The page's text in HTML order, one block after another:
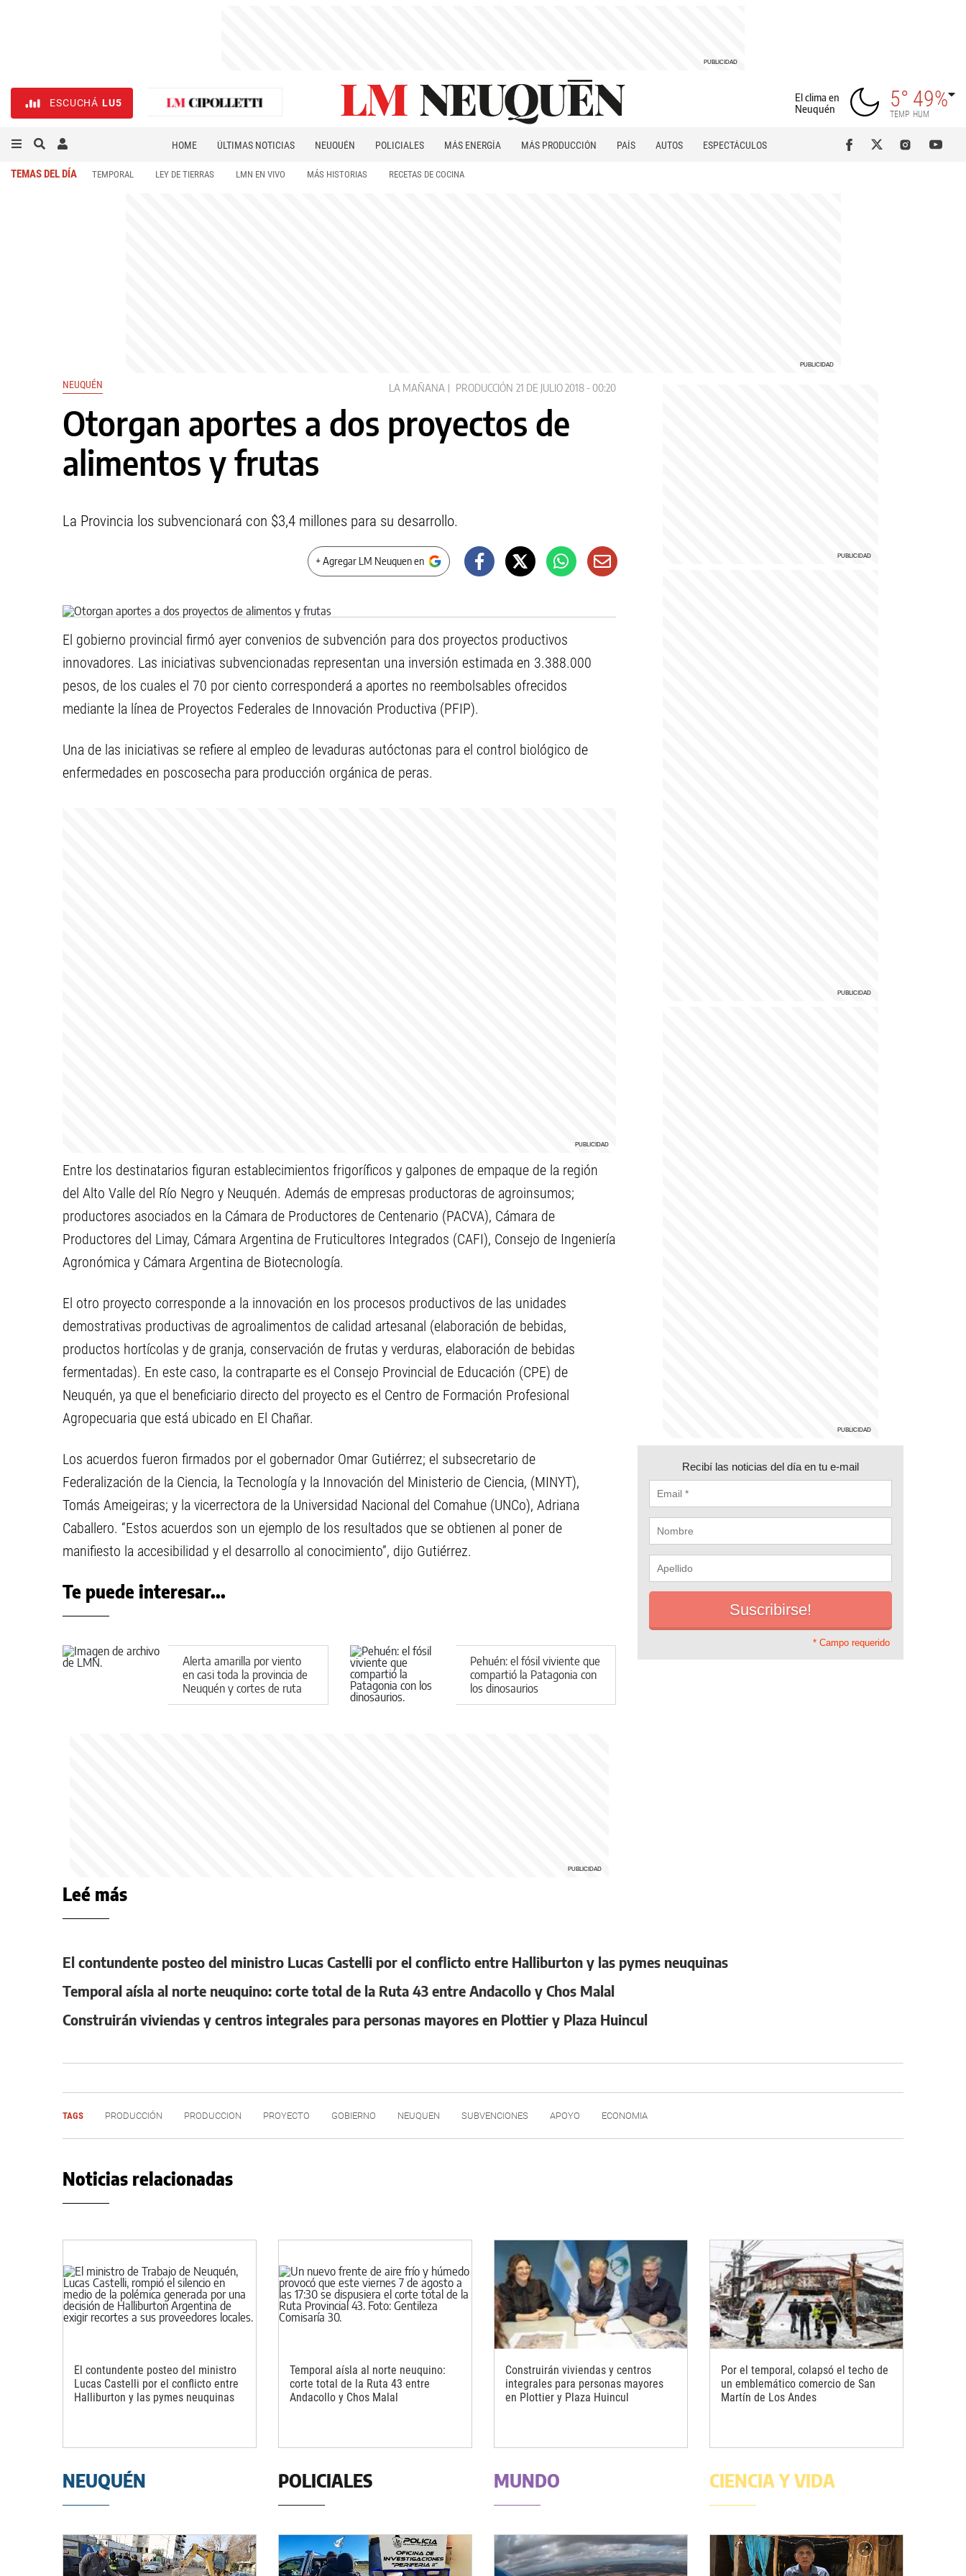
ESCUCHÁ LU5
El clima en
Neuquén
5°
TEMP
49%
HUM
HOME ÚLTIMAS NOTICIAS NEUQUÉN POLICIALES MÁS ENERGÍA MÁS PRODUCCIÓN PAÍS AUTOS
ESPECTÁCULOS
TEMAS DEL DÍA TEMPORAL LEY DE TIERRAS LMN EN VIVO MÁS HISTORIAS RECETAS DE COCINA
NEUQUÉN LA MAÑANA PRODUCCIÓN 21 DE JULIO 2018 - 00:20
Otorgan aportes a dos proyectos de
alimentos y frutas
La Provincia los subvencionará con $3,4 millones para su desarrollo.
+ Agregar LM Neuquen en
El gobierno provincial firmó ayer convenios de subvención para dos proyectos productivos
innovadores. Las iniciativas subvencionadas representan una inversión estimada en 3.388.000
pesos, de los cuales el 70 por ciento corresponderá a aportes no reembolsables ofrecidos
mediante la línea de Proyectos Federales de Innovación Productiva (PFIP).
Una de las iniciativas se refiere al empleo de levaduras autóctonas para el control biológico de
enfermedades en poscosecha para producción orgánica de peras.
Entre los destinatarios figuran establecimientos frigoríficos y galpones de empaque de la región
del Alto Valle del Río Negro y Neuquén. Además de empresas productoras de agroinsumos;
productores asociados en la Cámara de Productores de Centenario (PACVA), Cámara de
Productores del Limay, Cámara Argentina de Fruticultores Integrados (CAFI), Consejo de Ingeniería
Agronómica y Cámara Argentina de Biotecnología.
El otro proyecto corresponde a la innovación en los procesos productivos de las unidades
demostrativas productivas de agroalimentos de calidad artesanal (elaboración de bebidas,
productos hortícolas y de granja, conservación de frutas y verduras, elaboración de bebidas
fermentadas). En este caso, la contraparte es el Consejo Provincial de Educación (CPE) de
Neuquén, ya que el beneficiario directo del proyecto es el Centro de Formación Profesional
Agropecuaria que está ubicado en El Chañar.
Los acuerdos fueron firmados por el gobernador Omar Gutiérrez; el subsecretario de
Federalización de la Ciencia, la Tecnología y la Innovación del Ministerio de Ciencia, (MINYT),
Tomás Ameigeiras; y la vicerrectora de la Universidad Nacional del Comahue (UNCo), Adriana
Caballero. “Estos acuerdos son un ejemplo de los resultados que se obtienen al poner de
manifiesto la accesibilidad y el desarrollo al conocimiento”, dijo Gutiérrez.
Te puede interesar...
Alerta amarilla por viento
en casi toda la provincia de
Neuquén y cortes de ruta
por el temporal
Pehuén: el fósil viviente que
compartió la Patagonia con
los dinosaurios
Recibí las noticias del día en tu e-mail
* Campo requerido
Leé más
El contundente posteo del ministro Lucas Castelli por el conflicto entre Halliburton y las pymes neuquinas
Temporal aísla al norte neuquino: corte total de la Ruta 43 entre Andacollo y Chos Malal
Construirán viviendas y centros integrales para personas mayores en Plottier y Plaza Huincul
TAGS PRODUCCIÓN PRODUCCION PROYECTO GOBIERNO NEUQUEN SUBVENCIONES APOYO ECONOMIA
Noticias relacionadas
El contundente posteo del ministro
Lucas Castelli por el conflicto entre
Halliburton y las pymes neuquinas
Temporal aísla al norte neuquino:
corte total de la Ruta 43 entre
Andacollo y Chos Malal
Construirán viviendas y centros
integrales para personas mayores
en Plottier y Plaza Huincul
Por el temporal, colapsó el techo de
un emblemático comercio de San
Martín de Los Andes
NEUQUÉN POLICIALES MUNDO CIENCIA Y VIDA